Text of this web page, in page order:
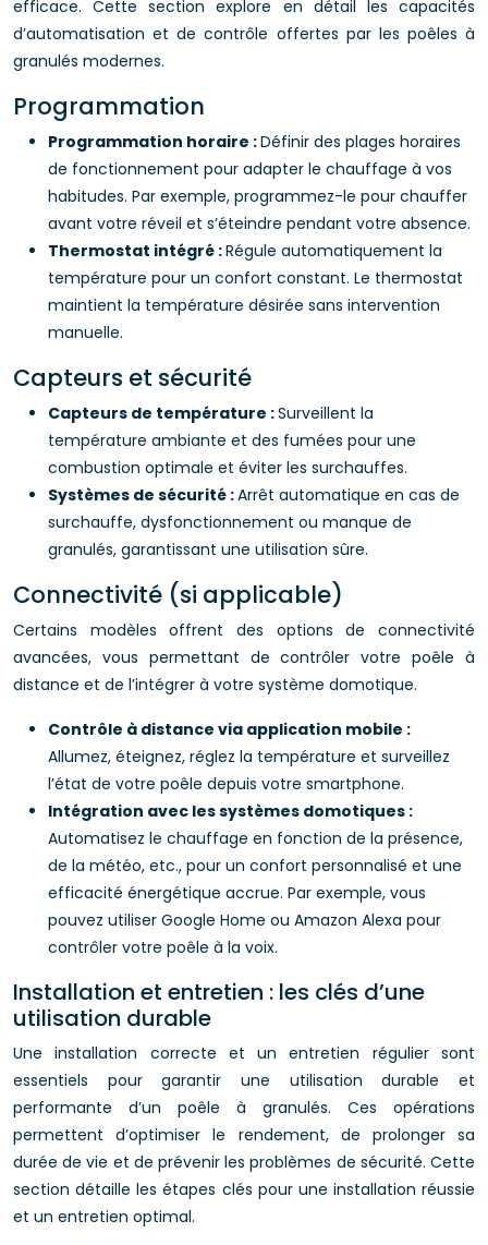
efficace. Cette section explore en détail les capacités
d’automatisation et de contrôle offertes par les poêles à
granulés modernes.
Programmation
Programmation horaire :Définir des plages horaires
de fonctionnement pour adapter le chauffage à vos
habitudes. Par exemple, programmez-le pour chauffer
avant votre réveil et s’éteindre pendant votre absence.
Thermostat intégré :Régule automatiquement la
température pour un confort constant. Le thermostat
maintient la température désirée sans intervention
manuelle.
Capteurs et sécurité
Capteurs de température :Surveillent la
température ambiante et des fumées pour une
combustion optimale et éviter les surchauffes.
Systèmes de sécurité :Arrêt automatique en cas de
surchauffe, dysfonctionnement ou manque de
granulés, garantissant une utilisation sûre.
Connectivité (si applicable)
Certains modèles offrent des options de connectivité
avancées, vous permettant de contrôler votre poêle à
distance et de l’intégrer à votre système domotique.
Contrôle à distance via application mobile :
Allumez, éteignez, réglez la température et surveillez
l’état de votre poêle depuis votre smartphone.
Intégration avec les systèmes domotiques :
Automatisez le chauffage en fonction de la présence,
de la météo, etc., pour un confort personnalisé et une
efficacité énergétique accrue. Par exemple, vous
pouvez utiliser Google Home ou Amazon Alexa pour
contrôler votre poêle à la voix.
Installation et entretien : les clés d’une
utilisation durable
Une installation correcte et un entretien régulier sont
essentiels pour garantir une utilisation durable et
performante d’un poêle à granulés. Ces opérations
permettent d’optimiser le rendement, de prolonger sa
durée de vie et de prévenir les problèmes de sécurité. Cette
section détaille les étapes clés pour une installation réussie
et un entretien optimal.